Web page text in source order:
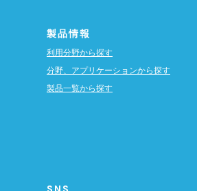
製品情報
利用分野から探す
分野、アプリケーションから探す
製品一覧から探す